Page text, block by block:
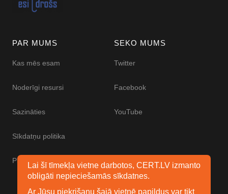
PAR MUMS
Kas mēs esam
Noderīgi resursi
Sazināties
Sīkdatņu politika
Piekļūstamības paziņojums
SEKO MUMS
Twitter
Facebook
YouTube
Lai šī tīmekļa vietne darbotos, CERT.LV izmanto
obligāti nepieciešamās sīkdatnes.
Ar Jūsu piekrišanu šajā vietnē papildus var tikt